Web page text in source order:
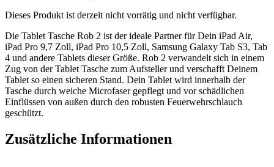
Dieses Produkt ist derzeit nicht vorrätig und nicht verfügbar.
Die Tablet Tasche Rob 2 ist der ideale Partner für Dein iPad Air,
iPad Pro 9,7 Zoll, iPad Pro 10,5 Zoll, Samsung Galaxy Tab S3, Tab
4 und andere Tablets dieser Größe. Rob 2 verwandelt sich in einem
Zug von der Tablet Tasche zum Aufsteller und verschafft Deinem
Tablet so einen sicheren Stand. Dein Tablet wird innerhalb der
Tasche durch weiche Microfaser gepflegt und vor schädlichen
Einflüssen von außen durch den robusten Feuerwehrschlauch
geschützt.
Zusätzliche Informationen